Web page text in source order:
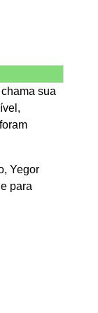
sua
Yegor
para